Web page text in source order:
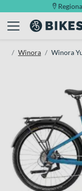
Winora Winora